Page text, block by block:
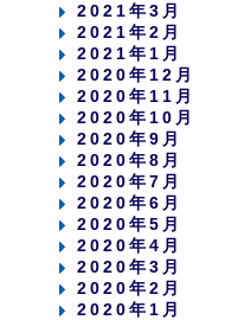
2021年3月
2021年2月
2021年1月
2020年12月
2020年11月
2020年10月
2020年9月
2020年8月
2020年7月
2020年6月
2020年5月
2020年4月
2020年3月
2020年2月
2020年1月